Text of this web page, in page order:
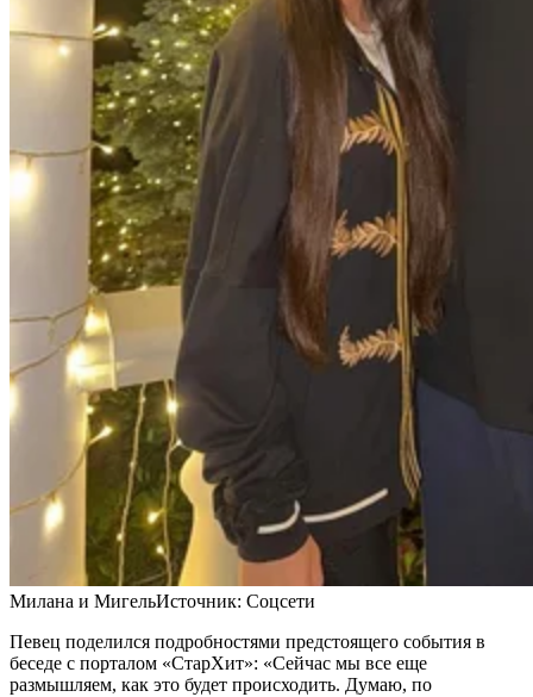
Милана и МигельИсточник: Соцсети
Певец поделился подробностями предстоящего события в
беседе с порталом «СтарХит»: «Сейчас мы все еще
размышляем, как это будет происходить. Думаю, по